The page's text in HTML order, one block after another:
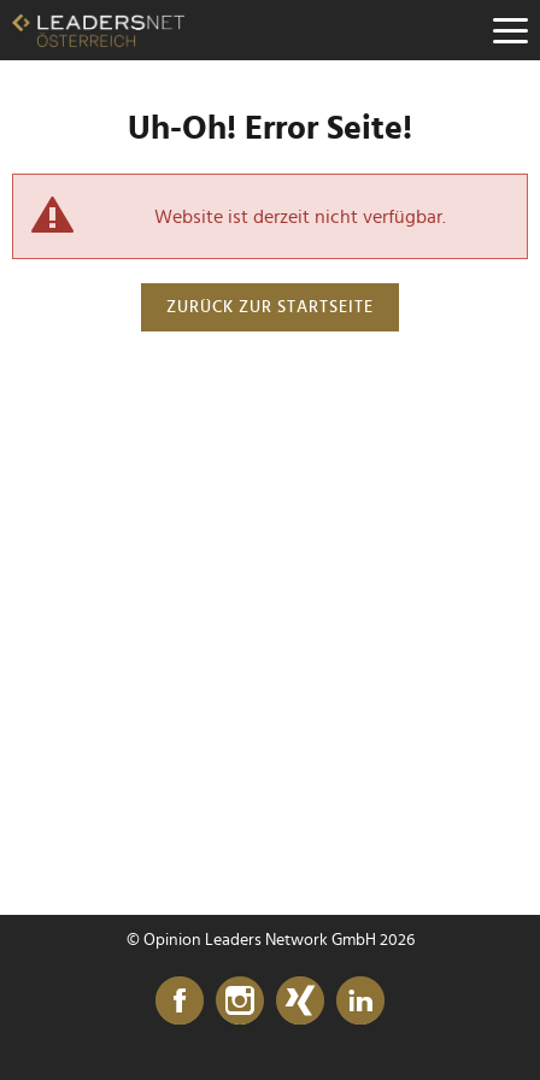
Uh-Oh! Error Seite!
Website ist derzeit nicht verfügbar.
ZURÜCK ZUR STARTSEITE
© Opinion Leaders Network GmbH 2026